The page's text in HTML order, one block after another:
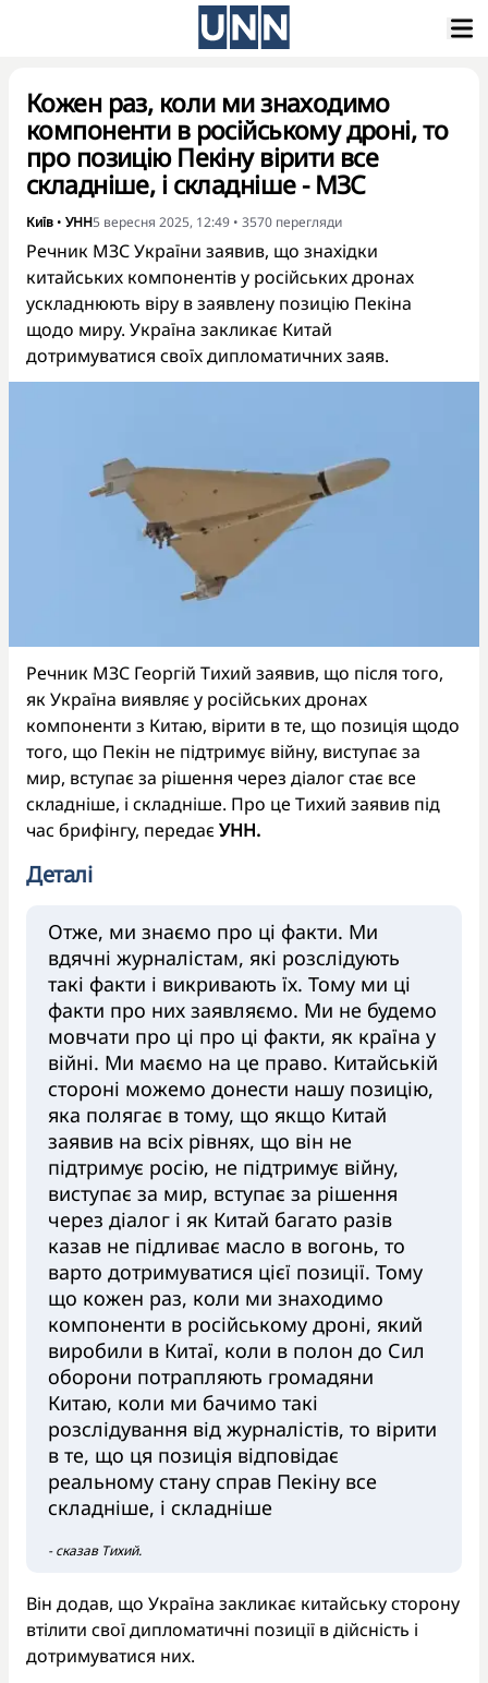
Кожен раз, коли ми знаходимо
компоненти в російському дроні, то
про позицію Пекіну вірити все
складніше, і складніше - МЗС
Київ • УНН5 вересня 2025, 12:49 • 3570 перегляди
Речник МЗС України заявив, що знахідки
китайських компонентів у російських дронах
ускладнюють віру в заявлену позицію Пекіна
щодо миру. Україна закликає Китай
дотримуватися своїх дипломатичних заяв.
Речник МЗС Георгій Тихий заявив, що після того,
як Україна виявляє у російських дронах
компоненти з Китаю, вірити в те, що позиція щодо
того, що Пекін не підтримує війну, виступає за
мир, вступає за рішення через діалог стає все
складніше, і складніше. Про це Тихий заявив під
час брифінгу, передає УНН.
Деталі
Отже, ми знаємо про ці факти. Ми
вдячні журналістам, які розслідують
такі факти і викривають їх. Тому ми ці
факти про них заявляємо. Ми не будемо
мовчати про ці про ці факти, як країна у
війні. Ми маємо на це право. Китайській
стороні можемо донести нашу позицію,
яка полягає в тому, що якщо Китай
заявив на всіх рівнях, що він не
підтримує росію, не підтримує війну,
виступає за мир, вступає за рішення
через діалог і як Китай багато разів
казав не підливає масло в вогонь, то
варто дотримуватися цієї позиції. Тому
що кожен раз, коли ми знаходимо
компоненти в російському дроні, який
виробили в Китаї, коли в полон до Сил
оборони потрапляють громадяни
Китаю, коли ми бачимо такі
розслідування від журналістів, то вірити
в те, що ця позиція відповідає
реальному стану справ Пекіну все
складніше, і складніше
- сказав Тихий.
Він додав, що Україна закликає китайську сторону
втілити свої дипломатичні позиції в дійсність і
дотримуватися них.